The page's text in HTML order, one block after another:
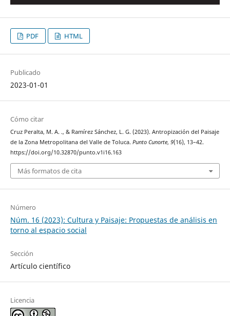
PDF HTML
Publicado
2023-01-01
Cómo citar
Cruz Peralta, M. A. ., & Ramírez Sánchez, L. G. (2023). Antropización del Paisaje
de la Zona Metropolitana del Valle de Toluca. Punto Cunorte, 9(16), 13–42.
https://doi.org/10.32870/punto.v1i16.163
Más formatos de cita
Número
Núm. 16 (2023): Cultura y Paisaje: Propuestas de análisis en
torno al espacio social
Sección
Artículo científico
Licencia